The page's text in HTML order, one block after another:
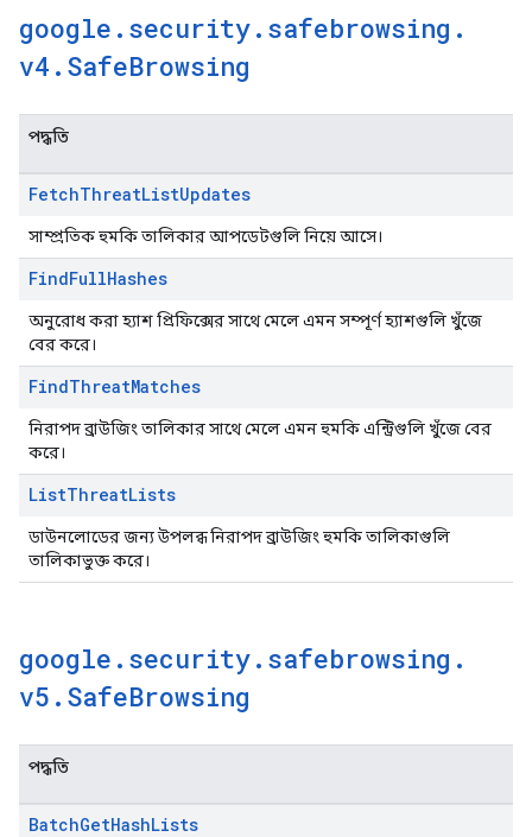
google . security. safebrowsing .
v4 . SafeBrowsing
পদ্ধতি
FetchThreatListUpdates
সাম্প্রতিক হুমকি তালিকার আপডেটগুলি নিয়ে আসে।
FindFullHashes
অনুরোধ করা হ্যাশ প্রিফিক্সের সাথে মেলে এমন সম্পূর্ণ হ্যাশগুলি খুঁজে
বের করে।
FindThreatMatches
নিরাপদ ব্রাউজিং তালিকার সাথে মেলে এমন হুমকি এন্ট্রিগুলি খুঁজে বের
করে।
ListThreatLists
ডাউনলোডের জন্য উপলব্ধ নিরাপদ ব্রাউজিং হুমকি তালিকাগুলি
তালিকাভুক্ত করে।
google . security. safebrowsing .
v5 . SafeBrowsing
পদ্ধতি
BatchGetHashLists